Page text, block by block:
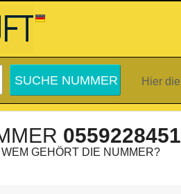
Hier die
0559228451
GEHÖRT DIE NUMMER?